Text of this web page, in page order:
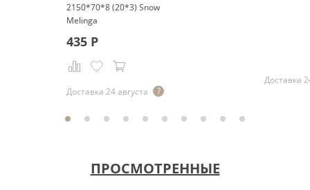
2150*70*8 (20*3) Snow
Melinga
435 Р
Доставка 24 августа
Доставка
ПРОСМОТРЕННЫЕ